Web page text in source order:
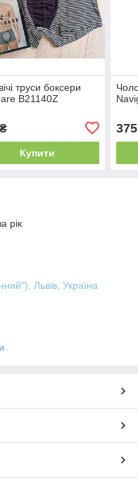
труси боксери
В21140Z
Купити
375
рік
Львів, Україна